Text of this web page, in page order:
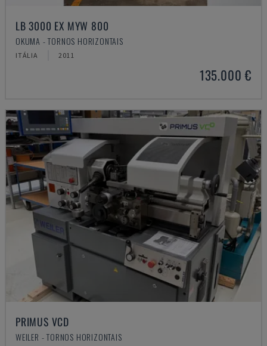
LB 3000 EX MYW 800
OKUMA - TORNOS HORIZONTAIS
ITÁLIA 2011
135.000 €
PRIMUS VCD
WEILER - TORNOS HORIZONTAIS